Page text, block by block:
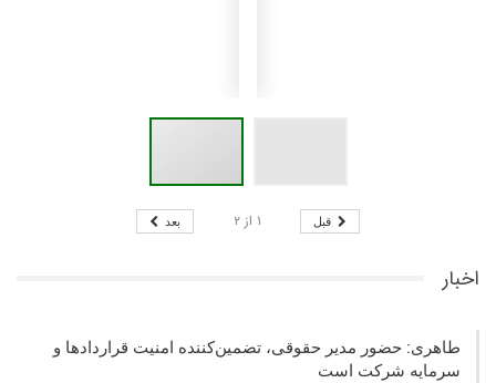
قبل ۱ از۲ بعد
اخبار
طاهری: حضور مدیر حقوقی، تضمین‌کننده امنیت قراردادها و
سرمایه شرکت‌ است